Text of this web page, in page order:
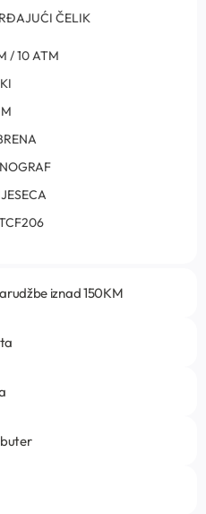
ČELIK
/ 10 ATM
iznad 150KM